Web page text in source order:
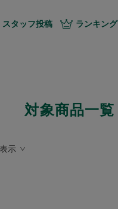
スタッフ投稿 ランキング
対象商品一覧
示